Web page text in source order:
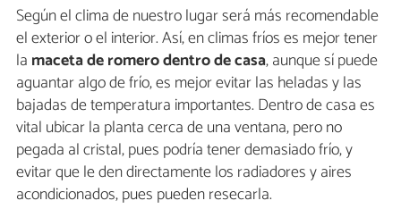
Según el clima de nuestro lugar será más recomendable
el exterior o el interior. Así, en climas fríos es mejor tener
la maceta de romero dentro de casa, aunque sí puede
aguantar algo de frío, es mejor evitar las heladas y las
bajadas de temperatura importantes. Dentro de casa es
vital ubicar la planta cerca de una ventana, pero no
pegada al cristal, pues podría tener demasiado frío, y
evitar que le den directamente los radiadores y aires
acondicionados, pues pueden resecarla.